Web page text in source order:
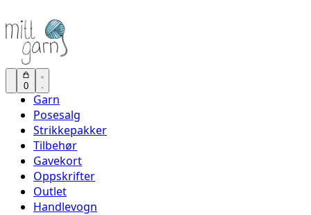
0
Garn
Posesalg
Strikkepakker
Tilbehør
Gavekort
Oppskrifter
Outlet
Handlevogn